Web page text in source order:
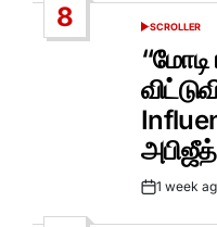
8
POSTED
IN
SCROLLER
Post1 week